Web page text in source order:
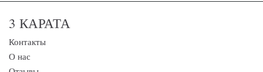
3 КАРАТА
Контакты
О нас